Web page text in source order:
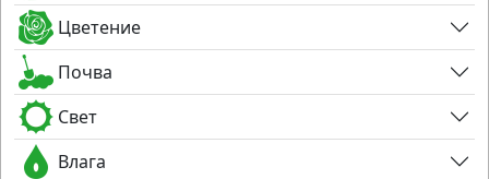
Цветение
Почва
Свет
Влага